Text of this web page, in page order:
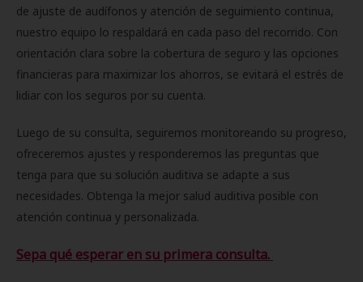
de ajuste de audífonos y atención de seguimiento continua,
nuestro equipo lo respaldará en cada paso del recorrido. Con
orientación clara sobre la cobertura de seguro y las opciones
financieras para maximizar los ahorros, se evitará el estrés de
lidiar con los seguros por su cuenta.
Luego de su consulta, seguiremos monitoreando su progreso,
ofreceremos ajustes y responderemos las preguntas que
tenga para que su solución auditiva se adapte a sus
necesidades. Obtenga la mejor salud auditiva posible con
atención continua y personalizada.
Sepa qué esperar en su primera consulta.